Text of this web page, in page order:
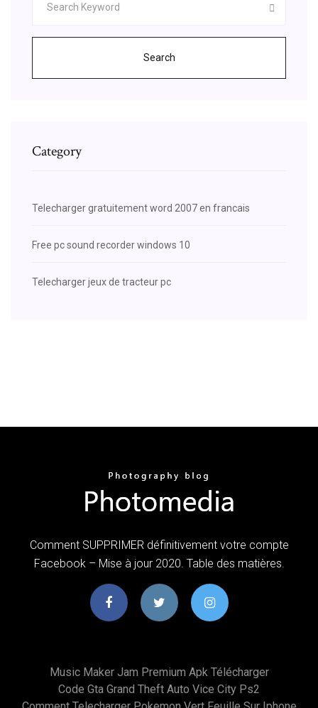
Search
Category
Telecharger gratuitement word 2007 en francais
Free pc sound recorder windows 10
Telecharger jeux de tracteur pc
Comment SUPPRIMER définitivement votre compte
Facebook – Mise à jour 2020. Table des matières.
Music Maker Jam Premium Apk Télécharger
Code Gta Grand Theft Auto Vice City Ps2